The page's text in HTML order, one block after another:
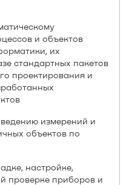
и объектов
их
стандартных пакетов
проектирования и
измерений и
объектов по
настройке,
проверке приборов и